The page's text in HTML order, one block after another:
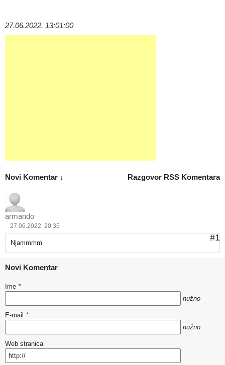
27.06.2022. 13:01:00
Razgovor RSS Komentara
Novi Komentar ↓
armando
27.06.2022. 20:35
#1
Njammmm
Novi Komentar
Ime *
nužno
E-mail *
nužno
Web stranica